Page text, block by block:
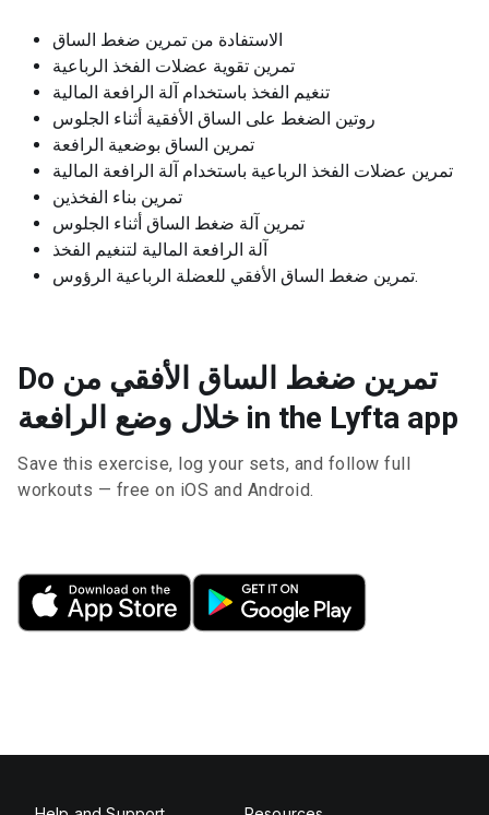
الاستفادة من تمرين ضغط الساق
تمرين تقوية عضلات الفخذ الرباعية
تنغيم الفخذ باستخدام آلة الرافعة المالية
روتين الضغط على الساق الأفقية أثناء الجلوس
تمرين الساق بوضعية الرافعة
تمرين عضلات الفخذ الرباعية باستخدام آلة الرافعة المالية
تمرين بناء الفخذين
تمرين آلة ضغط الساق أثناء الجلوس
آلة الرافعة المالية لتنغيم الفخذ
تمرين ضغط الساق الأفقي للعضلة الرباعية الرؤوس.
Do تمرين ضغط الساق الأفقي من
خلال وضع الرافعة in the Lyfta app
Save this exercise, log your sets, and follow full
workouts — free on iOS and Android.